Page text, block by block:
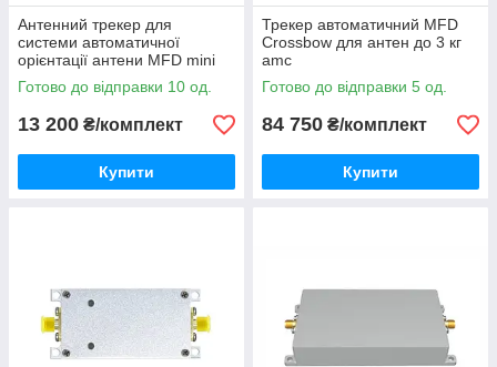
Антенний трекер для
системи автоматичної
орієнтації антени MFD mini
Crossbow для антени до 0.5кг
amc
Готово до відправки 10 од.
13 200 ₴/комплект
Купити
Трекер автоматичний MFD
Crossbow для антен до 3 кг
amc
Готово до відправки 5 од.
84 750 ₴/комплект
Купити